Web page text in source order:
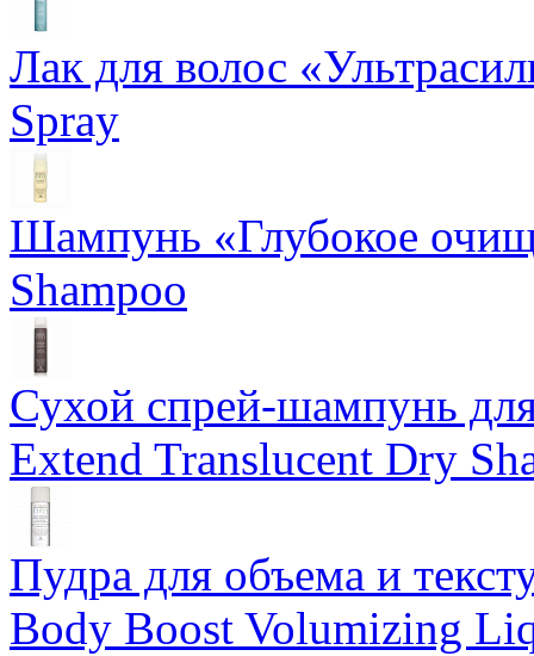
Лак для волос
Spray
Шампунь «Глубокое
Shampoo
Сухой спрей-шампунь
Extend Translucent Dry
Пудра для объема и
Body Boost Volumizing